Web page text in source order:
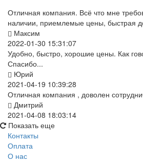
Отличная компания. Всё что мне
наличии, приемлемые цены, быстрая
Максим
2022-01-30 15:31:07
Удобно, быстро, хорошие цены. Как
Спасибо...
Юрий
2021-04-19 10:39:28
Отличная компания , доволен
Дмитрий
2021-04-08 18:03:14
Показать еще
Контакты
Оплата
О нас